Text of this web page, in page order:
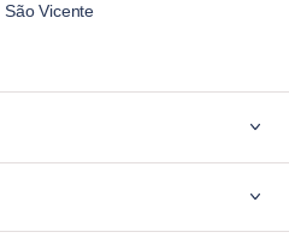
São Vicente